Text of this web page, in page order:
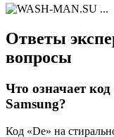
Ответы
вопросы
Что означает
Samsung?
Код «De» на